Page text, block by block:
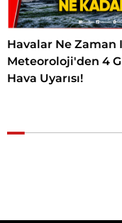
Havalar Ne Zaman
Meteoroloji'den 4
Hava Uyarısı!